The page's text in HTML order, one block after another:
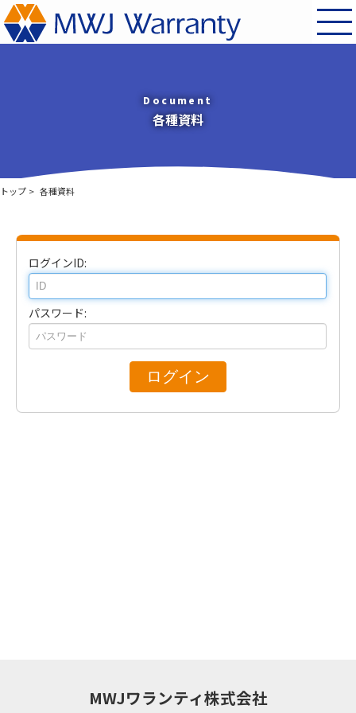
Document
各種資料
トップ 各種資料
ログインID:
パスワード:
MWJワランティ株式会社